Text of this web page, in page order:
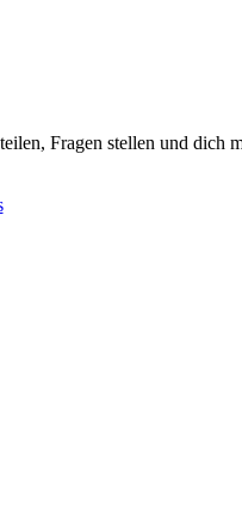
Fragen stellen und dich